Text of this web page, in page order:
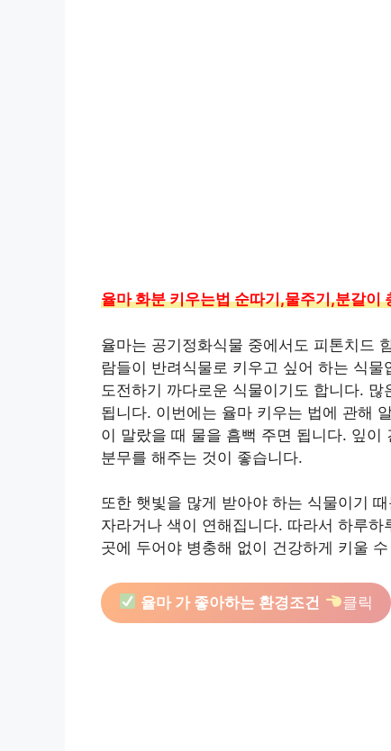
율마 화분 키우는법 순따기,물주기,분갈이
율마는 공기정화식물 중에서도 피톤치드
람들이 반려식물로 키우고 싶어 하는 식
도전하기 까다로운 식물이기도 합니다.
됩니다. 이번에는 율마 키우는 법에 관해
이 말랐을 때 물을 흠뻑 주면 됩니다. 잎이
분무를 해주는 것이 좋습니다.
또한 햇빛을 많게 받아야 하는 식물이기
자라거나 색이 연해집니다. 따라서 하루
곳에 두어야 병충해 없이 건강하게 키울
율마 가 좋아하는 환경조건 클릭